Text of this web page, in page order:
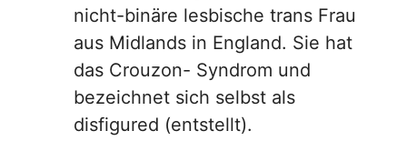
nicht-binäre lesbische trans Frau
aus Midlands in England. Sie hat
das Crouzon- Syndrom und
bezeichnet sich selbst als
disfigured (entstellt).